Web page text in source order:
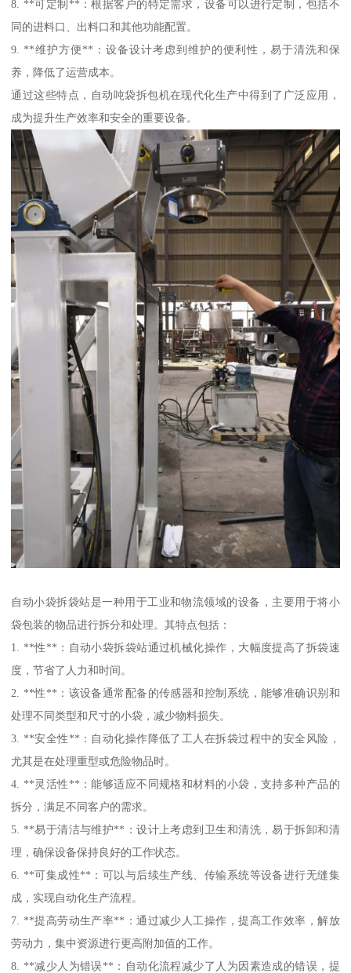
8. **可定制**：根据客户的特定需求，设备可以进行定制，包括不
同的进料口、出料口和其他功能配置。
9. **维护方便**：设备设计考虑到维护的便利性，易于清洗和保
养，降低了运营成本。
通过这些特点，自动吨袋拆包机在现代化生产中得到了广泛应用，
成为提升生产效率和安全的重要设备。
自动小袋拆袋站是一种用于工业和物流领域的设备，主要用于将小
袋包装的物品进行拆分和处理。其特点包括：
1. **性**：自动小袋拆袋站通过机械化操作，大幅度提高了拆袋速
度，节省了人力和时间。
2. **性**：该设备通常配备的传感器和控制系统，能够准确识别和
处理不同类型和尺寸的小袋，减少物料损失。
3. **安全性**：自动化操作降低了工人在拆袋过程中的安全风险，
尤其是在处理重型或危险物品时。
4. **灵活性**：能够适应不同规格和材料的小袋，支持多种产品的
拆分，满足不同客户的需求。
5. **易于清洁与维护**：设计上考虑到卫生和清洗，易于拆卸和清
理，确保设备保持良好的工作状态。
6. **可集成性**：可以与后续生产线、传输系统等设备进行无缝集
成，实现自动化生产流程。
7. **提高劳动生产率**：通过减少人工操作，提高工作效率，解放
劳动力，集中资源进行更高附加值的工作。
8. **减少人为错误**：自动化流程减少了人为因素造成的错误，提